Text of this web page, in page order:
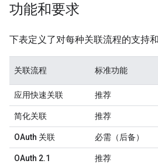
功能和要求
下表定义了对每种关联流程的支持和
关联流程 标准功能
应用快速关联 推荐
简化关联 推荐
OAuth 关联 必需（后备）
OAuth 2.1 推荐